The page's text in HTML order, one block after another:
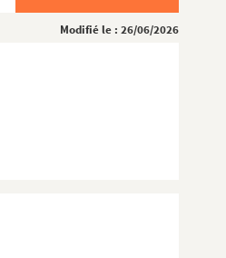
Modifié le : 26/06/2026